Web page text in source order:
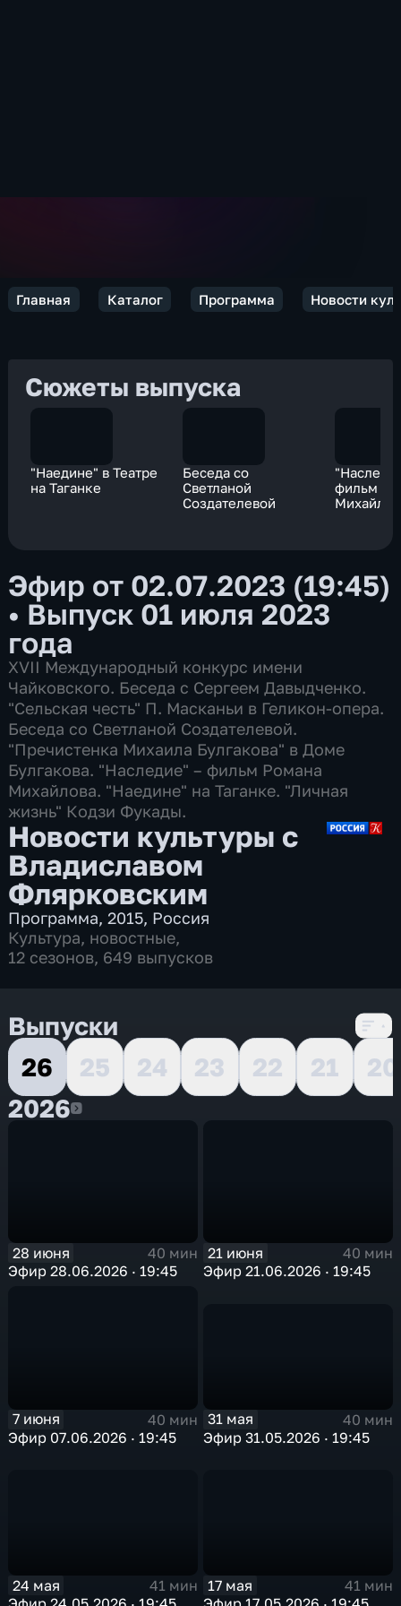
Главная Каталог Программа Новости
Сюжеты выпуска
"Наедине" в Театре
на Таганке
Беседа со
Светланой
Создателевой
фильм
Эфир от 02.07.2023 (19:45)
• Выпуск 01 июля 2023
года
XVII Международный конкурс имени
Чайковского. Беседа с Сергеем Давыдченко.
"Сельская честь" П. Масканьи в Геликон-опера.
Беседа со Светланой Создателевой.
"Пречистенка Михаила Булгакова" в Доме
Булгакова. "Наследие" – фильм Романа
Михайлова. "Наедине" на Таганке. "Личная
жизнь" Кодзи Фукады.
Новости культуры с
Владиславом
Флярковским
Программа,2015, Россия
Культура, новостные,
12 сезонов, 649 выпусков
Выпуски
26
25 24 23 22 21
20
20262026
28 июня
40 мин
Эфир 28.06.2026 · 19:45
21 июня
40 мин
Эфир 21.06.2026 · 19:45
7 июня
40 мин
Эфир 07.06.2026 · 19:45
31 мая
40 мин
Эфир 31.05.2026 · 19:45
24 мая
41 мин
17 мая
41 мин